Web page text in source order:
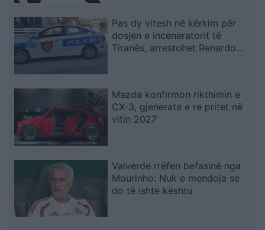
Pas dy vitesh në kërkim për
dosjen e inceneratorit të
Tiranës, arrestohet Renardo
Mazda konfirmon rikthimin e
CX-3, gjenerata e re pritet në
vitin 2027
Valverde rrëfen befasinë nga
Mourinho: Nuk e mendoja se
do të ishte kështu